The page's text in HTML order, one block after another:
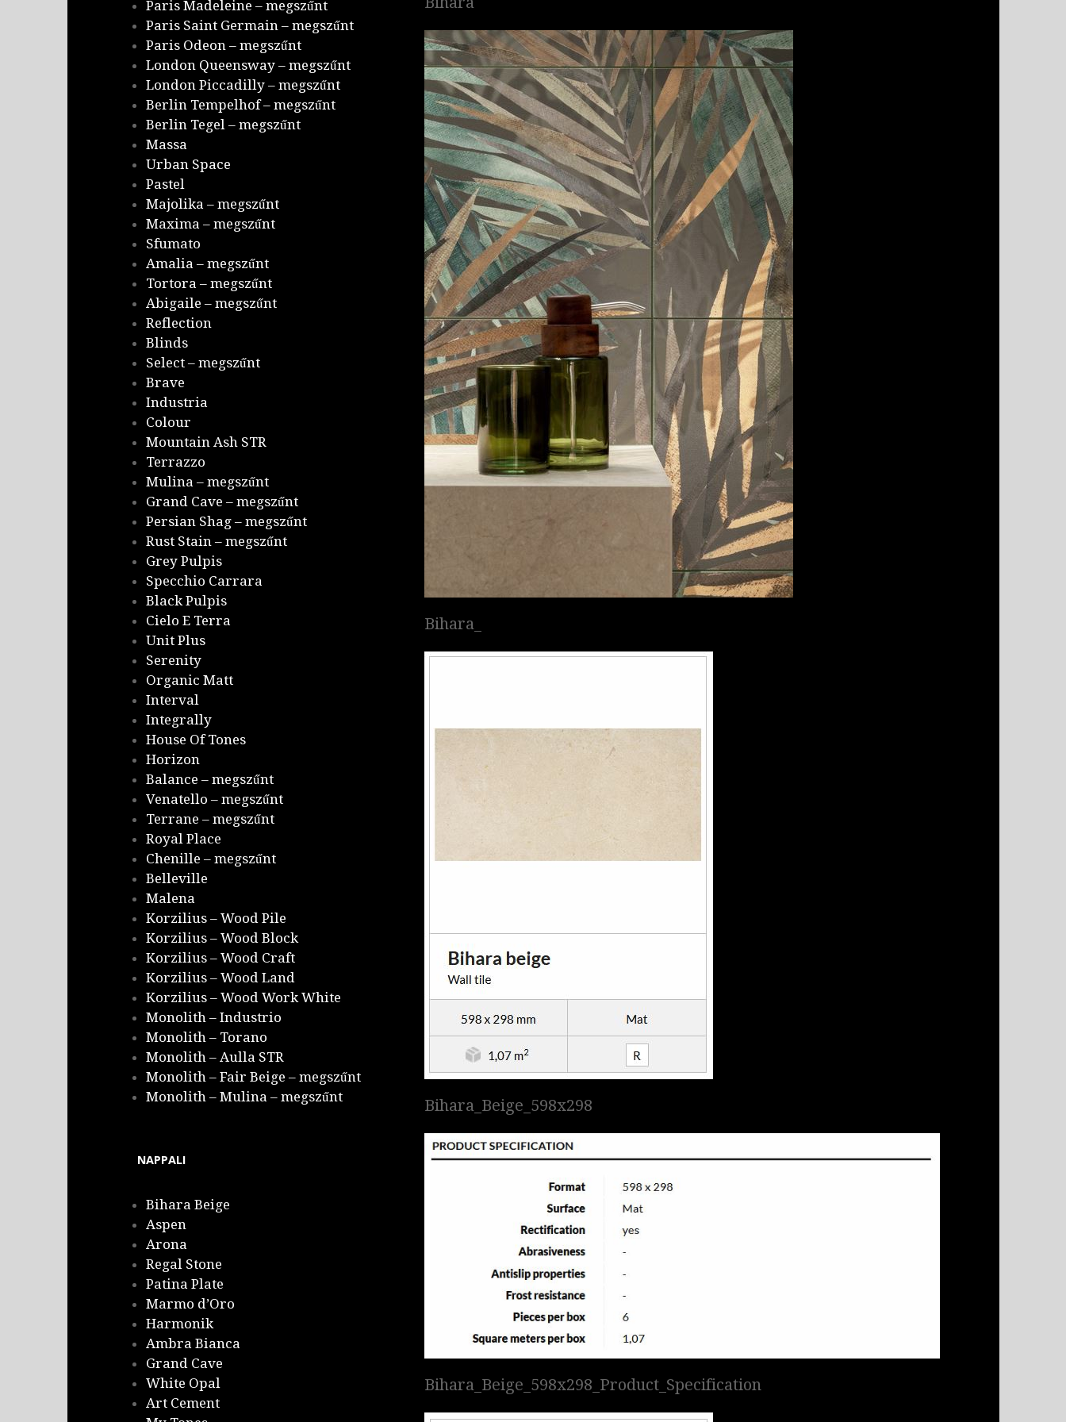
Bihara_
Bihara_Beige_598x298
Bihara_Beige_598x298_Product_Specification
Paris Madeleine – megszűnt
Paris Saint Germain – megszűnt
Paris Odeon – megszűnt
London Queensway – megszűnt
London Piccadilly – megszűnt
Berlin Tempelhof – megszűnt
Berlin Tegel – megszűnt
Massa
Urban Space
Pastel
Majolika – megszűnt
Maxima – megszűnt
Sfumato
Amalia – megszűnt
Tortora – megszűnt
Abigaile – megszűnt
Reflection
Blinds
Select – megszűnt
Brave
Industria
Colour
Mountain Ash STR
Terrazzo
Mulina – megszűnt
Grand Cave – megszűnt
Persian Shag – megszűnt
Rust Stain – megszűnt
Grey Pulpis
Specchio Carrara
Black Pulpis
Cielo E Terra
Unit Plus
Serenity
Organic Matt
Interval
Integrally
House Of Tones
Horizon
Balance – megszűnt
Venatello – megszűnt
Terrane – megszűnt
Royal Place
Chenille – megszűnt
Belleville
Malena
Korzilius – Wood Pile
Korzilius – Wood Block
Korzilius – Wood Craft
Korzilius – Wood Land
Korzilius – Wood Work White
Monolith – Industrio
Monolith – Torano
Monolith – Aulla STR
Monolith – Fair Beige – megszűnt
Monolith – Mulina – megszűnt
NAPPALI
Bihara Beige
Aspen
Arona
Regal Stone
Patina Plate
Marmo d’Oro
Harmonik
Ambra Bianca
Grand Cave
White Opal
Art Cement